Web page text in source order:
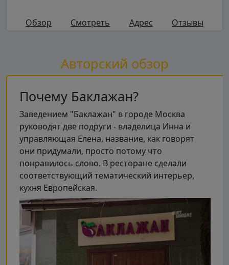
Обзор Смотреть Адрес Отзывы
Авторский обзор
Почему Баклажан?
Заведением "Баклажан" в городе Москва
руководят две подруги - владелица Инна и
управляющая Елена, название, как говорят
они придумали, просто потому что
понравилось слово. В ресторане сделали
соответствующий тематический интерьер,
кухня Европейская.